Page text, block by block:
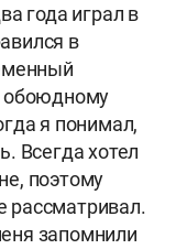
года играл в
в
обоюдному
я понимал,
Всегда хотел
поэтому
рассматривал.
запомнили